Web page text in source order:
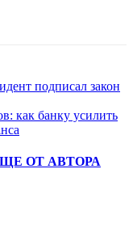
подписал закон
как банку усилить
ОТ АВТОРА